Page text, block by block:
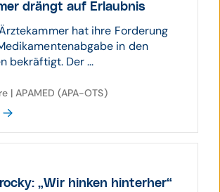
drängt auf Erlaubnis
hat ihre Forderung
in den
bekräftigt. Der ...
| APAMED (APA-OTS)
„Wir hinken hinterher“